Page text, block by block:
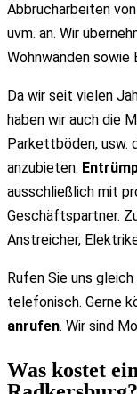
Abbrucharbeiten
uvm. an. Wir
Wohnwänden sowie
Da wir seit vielen
haben wir auch die
Parkettböden, usw.
anzubieten.
ausschließlich mit
Geschäftspartner.
Anstreicher,
Rufen Sie uns
telefonisch. Gerne
anrufen. Wir sind
Was kostet